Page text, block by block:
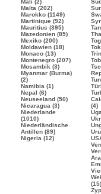
Mali (2)
Malta (202)
Marokko (1149)
Martinique (92)
Mauritius (395)
Mazedonien (85)
Mexiko (200)
Moldawien (18)
Monaco (13)
Montenegro (207)
Mosambik (3)
Myanmar (Burma)
(2)
Namibia (1)
Nepal (6)
Neuseeland (50)
Nicaragua (3)
Niederlande
(1010)
Niederländische
Antillen (89)
Nigeria (12)
(4)
(15)